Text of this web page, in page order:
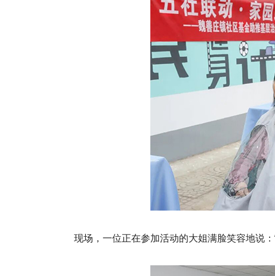
现场，一位正在参加活动的大姐满脸笑容地说